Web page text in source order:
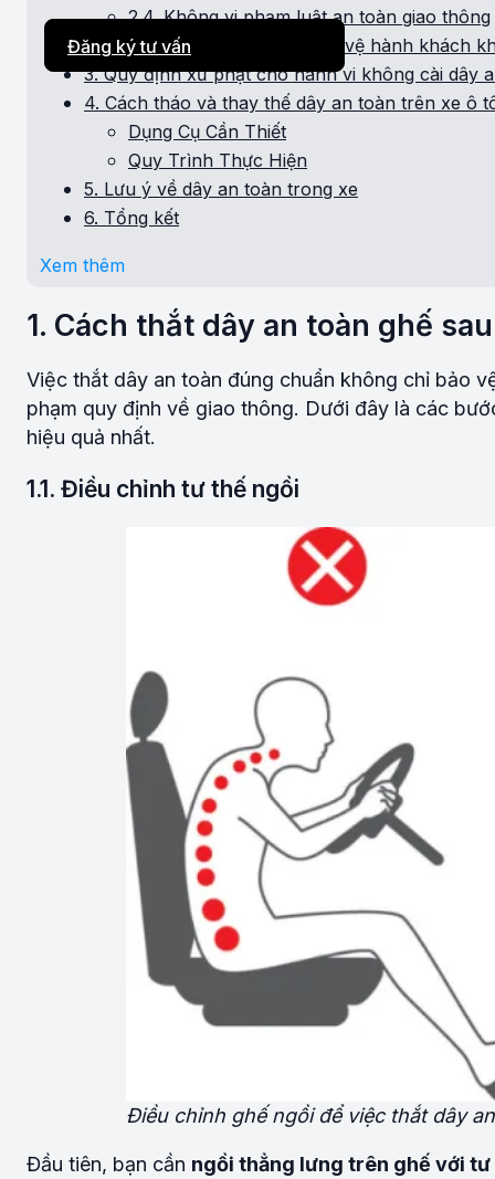
Đăng ký tư vấn
2.4. Không vi phạm luật an toàn giao thông
2.5. Tránh va đập và bảo vệ hành khách
3. Quy định xử phạt cho hành vi không cài dây
4. Cách tháo và thay thế dây an toàn trên xe ô
Dụng Cụ Cần Thiết
Quy Trình Thực Hiện
5. Lưu ý về dây an toàn trong xe
6. Tổng kết
Xem thêm
1. Cách thắt dây an toàn ghế
Việc thắt dây an toàn đúng chuẩn không chỉ bảo
phạm quy định về giao thông. Dưới đây là các
hiệu quả nhất.
1.1. Điều chỉnh tư thế ngồi
Điều chỉnh ghế ngồi để việc thắt dây
Đầu tiên, bạn cần ngồi thẳng lưng trên ghế với